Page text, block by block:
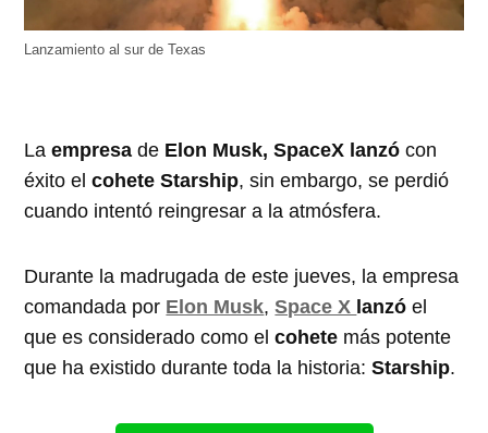
Lanzamiento al sur de Texas
La empresa de Elon Musk, SpaceX lanzó con
éxito elcohete Starship, sin embargo, se perdió
cuando intentó reingresar a la atmósfera.
Durante la madrugada de este jueves, la empresa
comandada por Elon Musk,Space X lanzó el
que es considerado como elcohete más potente
que ha existido durante toda la historia:Starship.